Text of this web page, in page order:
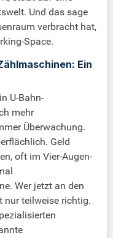
Und das sage
verbracht hat,
Space.
Ein
U-Bahn-
mehr
Überwachung.
Geld
oft im Vier-Augen-
Wer jetzt an den
nur teilweise richtig.